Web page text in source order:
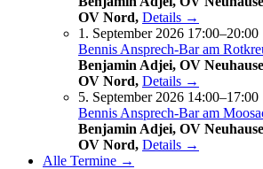
OV Nord, Details →
1. September 2026 17:00–20:00
Bennis Ansprech-Bar am
Benjamin Adjei, OV
OV Nord, Details →
5. September 2026 14:00–17:00
Bennis Ansprech-Bar am
Benjamin Adjei, OV
OV Nord, Details →
Alle Termine →